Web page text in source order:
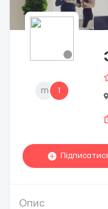
m 1
Опис